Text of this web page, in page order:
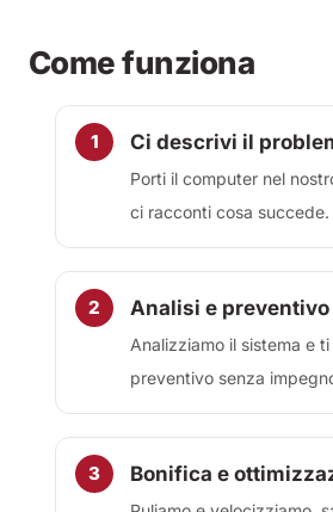
Come funziona
Ci descrivi il
Porti il computer nel
ci racconti cosa succede.
Analisi e preventivo
Analizziamo il sistema e
preventivo senza
Bonifica e